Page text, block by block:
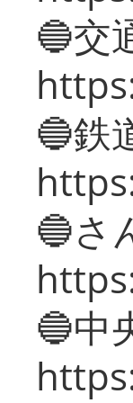
🔵交
🔵鉄
🔵さ
🔵中